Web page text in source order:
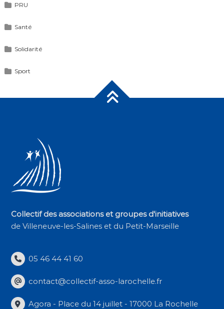
PRU
Santé
Solidarité
Sport
Collectif des associations et groupes d'initiatives
de Villeneuve-les-Salines et du Petit-Marseille
05 46 44 41 60
contact@collectif-asso-larochelle.fr
Agora - Place du 14 juillet - 17000 La Rochelle